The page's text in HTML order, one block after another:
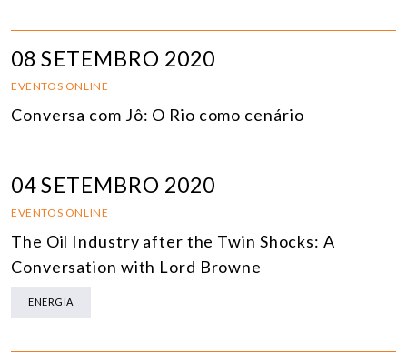
08 SETEMBRO 2020
EVENTOS ONLINE
Conversa com Jô: O Rio como cenário
04 SETEMBRO 2020
EVENTOS ONLINE
The Oil Industry after the Twin Shocks: A
Conversation with Lord Browne
ENERGIA